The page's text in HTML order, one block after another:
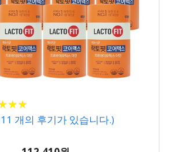
★★
★★
개의 후기가 있습니다.)